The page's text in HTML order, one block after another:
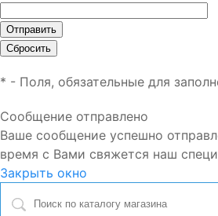
* - Поля, обязательные для
Сообщение отправлено
Ваше сообщение успешно
время с Вами свяжется наш
Закрыть окно